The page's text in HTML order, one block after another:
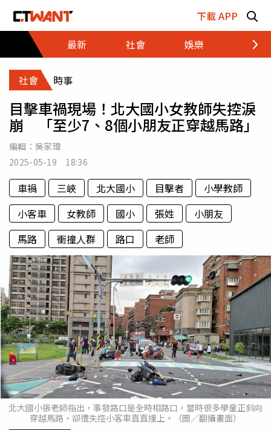
下載 APP
最新
社會 娛樂 財經
社會 時事
目擊車禍現場！北大國小女教師失控淚
崩 「至少7、8個小朋友正穿越馬路」
編輯： 吳家瑋
2025-05-19 18:36
車禍 三峽 北大國小 目擊者
小學教師
小客車
女教師 國小 張姓
小朋友
馬路
衝撞人群 路口 老師
北大國小張老師指出，事發路口是全時相路口，當時很多學童正斜向
穿越馬路，卻遭失控小客車直直撞上。（圖／翻攝畫面）